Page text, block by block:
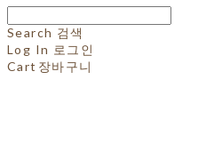
Search 검색
Log In 로그인
Cart 장바구니